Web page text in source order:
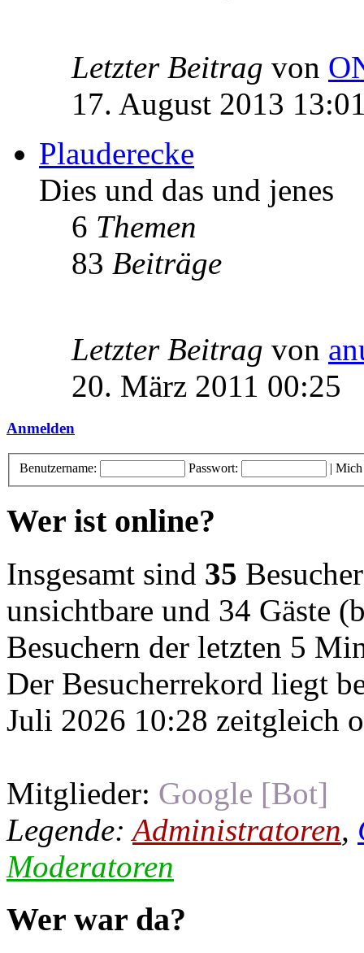
Letzter Beitrag von
17. August 2013
Plauderecke
Dies und das und jenes
6 Themen
83 Beiträge
Letzter Beitrag von
20. März 2011 00:25
Anmelden
Benutzername: Passwort: | Mich
Wer ist online?
Insgesamt sind 35
unsichtbare und 34 Gäste
Besuchern der letzten 5
Der Besucherrekord liegt
Juli 2026 10:28 zeitgleich
Mitglieder: Google [Bot]
Legende:Administratoren,
Moderatoren
Wer war da?